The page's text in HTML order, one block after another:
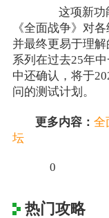
这项新功能
《全面战争》对
并最终更易于理
系列在过去25年
中还确认，将于
问的测试计划。
更多内容：全
坛
0
热门攻略